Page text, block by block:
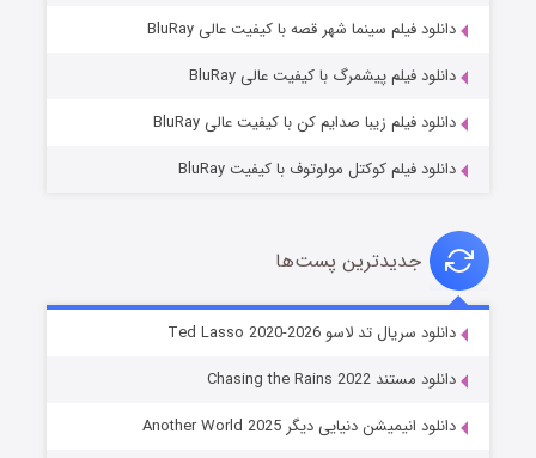
خاندان اژدها فصل ۳
دانلود فیلم سینما شهر قصه با کیفیت عالی BluRay
دانلود فیلم پیشمرگ با کیفیت عالی BluRay
دانلود فیلم زیبا صدایم کن با کیفیت عالی BluRay
دانلود فیلم کوکتل مولوتوف با کیفیت BluRay
جدیدترین پست‌ها
دانلود سریال تد لاسو Ted Lasso 2020-2026
دانلود مستند Chasing the Rains 2022
دانلود انیمیشن دنیایی دیگر Another World 2025